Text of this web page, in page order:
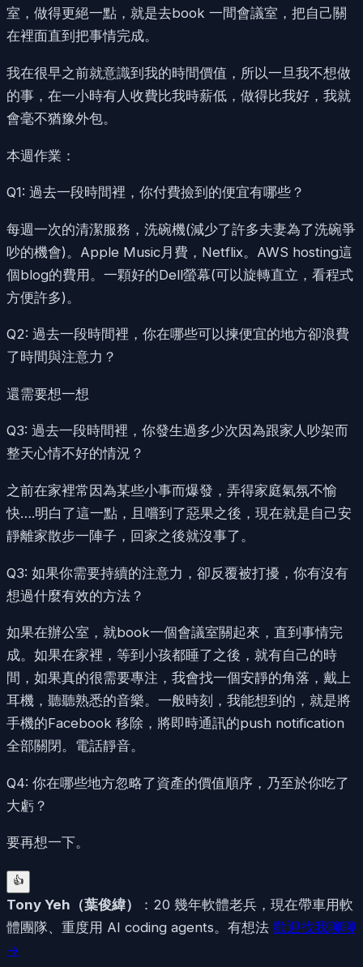
室，做得更絕一點，就是去book 一間會議室，把自己關
在裡面直到把事情完成。
我在很早之前就意識到我的時間價值，所以一旦我不想做
的事，在一小時有人收費比我時薪低，做得比我好，我就
會毫不猶豫外包。
本週作業：
Q1: 過去一段時間裡，你付費撿到的便宜有哪些？
每週一次的清潔服務，洗碗機(減少了許多夫妻為了洗碗爭
吵的機會)。Apple Music月費，Netflix。AWS hosting這
個blog的費用。一顆好的Dell螢幕(可以旋轉直立，看程式
方便許多)。
Q2: 過去一段時間裡，你在哪些可以揀便宜的地方卻浪費
了時間與注意力？
還需要想一想
Q3: 過去一段時間裡，你發生過多少次因為跟家人吵架而
整天心情不好的情況？
之前在家裡常因為某些小事而爆發，弄得家庭氣氛不愉
快….明白了這一點，且嚐到了惡果之後，現在就是自己安
靜離家散步一陣子，回家之後就沒事了。
Q3: 如果你需要持續的注意力，卻反覆被打擾，你有沒有
想過什麼有效的方法？
如果在辦公室，就book一個會議室關起來，直到事情完
成。如果在家裡，等到小孩都睡了之後，就有自己的時
間，如果真的很需要專注，我會找一個安靜的角落，戴上
耳機，聽聽熟悉的音樂。一般時刻，我能想到的，就是將
手機的Facebook 移除，將即時通訊的push notification
全部關閉。電話靜音。
Q4: 你在哪些地方忽略了資產的價值順序，乃至於你吃了
大虧？
要再想一下。
👍
Tony Yeh （葉俊緯）
：20 幾年軟體老兵，現在帶車用軟
體團隊、重度用 AI coding agents。有想法 歡迎找我聊聊
→